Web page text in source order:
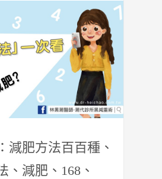
減肥方法百百種、
、減肥、168、